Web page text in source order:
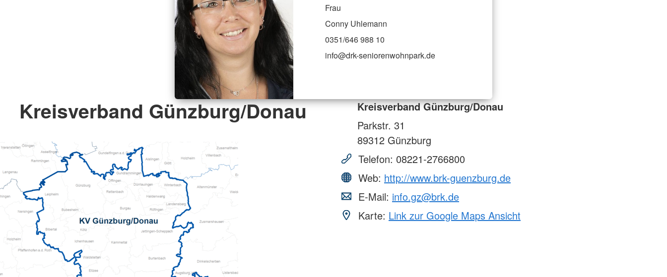
Frau
Conny Uhlemann
0351/646 988 10
info@drk-seniorenwohnpark.de
Kreisverband Günzburg/Donau
Kreisverband Günzburg/Donau
Parkstr. 31
89312 Günzburg
Telefon: 08221-2766800
Web: http://www.brk-guenzburg.de
E-Mail: info.gz@brk.de
Karte: Link zur Google Maps Ansicht